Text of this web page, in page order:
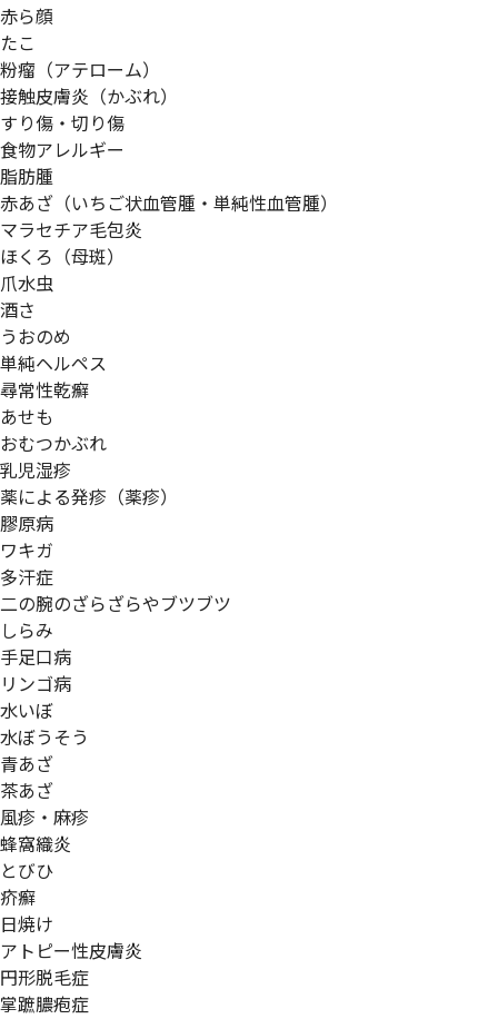
赤ら顔
たこ
粉瘤（アテローム）
接触皮膚炎（かぶれ）
すり傷・切り傷
食物アレルギー
脂肪腫
赤あざ（いちご状血管腫・単純性血管腫）
マラセチア毛包炎
ほくろ（母斑）
爪水虫
酒さ
うおのめ
単純ヘルペス
尋常性乾癬
あせも
おむつかぶれ
乳児湿疹
薬による発疹（薬疹）
膠原病
ワキガ
多汗症
二の腕のざらざらやブツブツ
しらみ
手足口病
リンゴ病
水いぼ
水ぼうそう
青あざ
茶あざ
風疹・麻疹
蜂窩織炎
とびひ
疥癬
日焼け
アトピー性皮膚炎
円形脱毛症
掌蹠膿疱症